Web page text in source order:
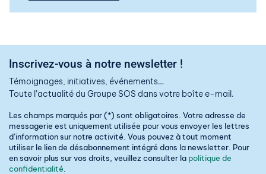
Inscrivez-vous à notre newsletter !
Témoignages, initiatives, événements…
Toute l’actualité du Groupe SOS dans votre boîte e-mail.
Les champs marqués par (*) sont obligatoires. Votre adresse de
messagerie est uniquement utilisée pour vous envoyer les lettres
d’information sur notre activité. Vous pouvez à tout moment
utiliser le lien de désabonnement intégré dans la newsletter. Pour
en savoir plus sur vos droits, veuillez consulter la politique de
confidentialité